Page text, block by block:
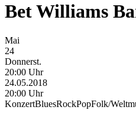
Bet Williams
Mai
24
Donnerst.
20:00 Uhr
24.05.2018
20:00 Uhr
KonzertBluesRockPopFolk/